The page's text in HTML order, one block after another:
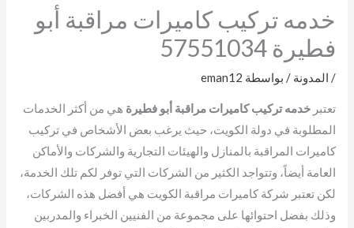
خدمه تركيب كاميرات مراقبة أبو
فطيرة 57551034
/ المدونة / بواسطة eman12
تعتبر خدمه تركيب كاميرات مراقبة أبو فطيرة هي من أكثر الخدمات
المطلوبة في دولة الكويت، حيث يرغب بعض الأشخاص في تركيب
كاميرات المراقبة بالمنازل والهيئات التجارية والشركات والأماكن
العامة أيضاً، وتتواجد الكثير من الشركات التي توفر لكم تلك الخدمة،
لكن تعتبر شركة كاميرات مراقبة الكويت هي أفضل هذه الشركات،
وذلك بفضل احتوائها على مجموعة من الفنيين الخبراء والمدربين